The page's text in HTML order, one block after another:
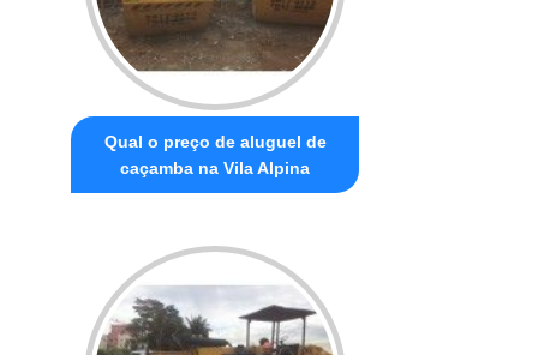
Qual o preço de aluguel de
caçamba na Vila Alpina